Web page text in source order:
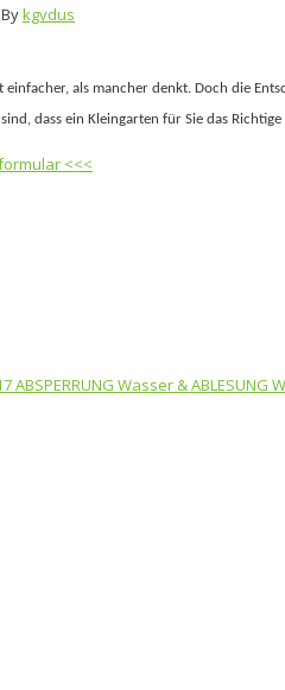
Bykgvdus
einfacher, als mancher denkt. Doch die
dass ein Kleingarten für Sie das
<<<
ABSPERRUNG Wasser & ABLESUNG